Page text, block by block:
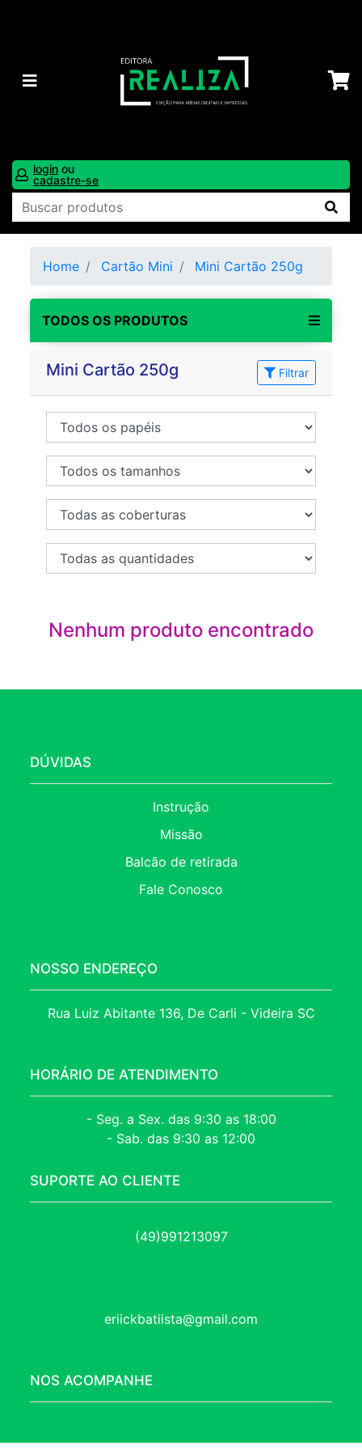
login ou
cadastre-se
Home Cartão Mini Mini Cartão 250g
TODOS OS PRODUTOS
Mini Cartão 250g Filtrar
Nenhum produto encontrado
DÚVIDAS
Instrução
Missão
Balcão de retirada
Fale Conosco
NOSSO ENDEREÇO
Rua Luiz Abitante 136, De Carli - Videira SC
HORÁRIO DE ATENDIMENTO
- Seg. a Sex. das 9:30 as 18:00
- Sab. das 9:30 as 12:00
SUPORTE AO CLIENTE
(49)991213097
eriickbatiista@gmail.com
NOS ACOMPANHE